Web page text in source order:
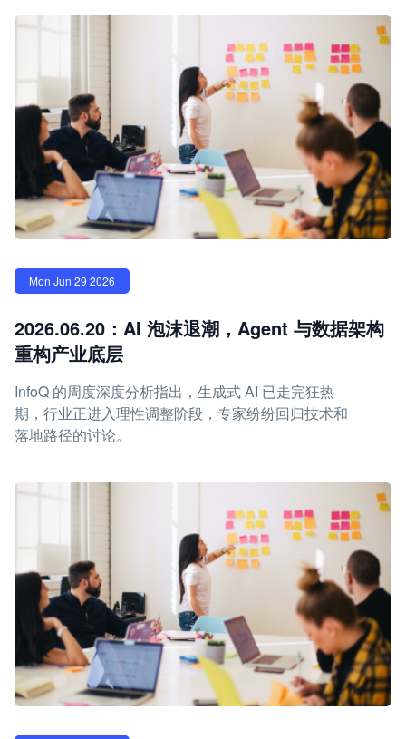
Mon Jun 29 2026
2026.06.20：AI 泡沫退潮，Agent 与数据架构
重构产业底层
InfoQ 的周度深度分析指出，生成式 AI 已走完狂热
期，行业正进入理性调整阶段，专家纷纷回归技术和
落地路径的讨论。